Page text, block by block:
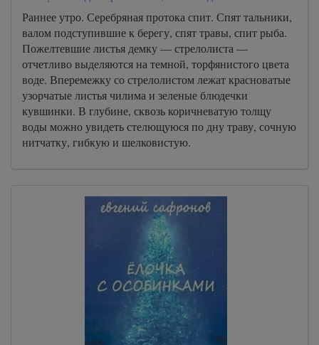
Раннее утро. Серебряная протока спит. Спят тальники,
валом подступившие к берегу, спят травы, спит рыба.
Пожелтевшие листья демку — стрелолиста —
отчетливо выделяются на темной, торфянистого цвета
воде. Вперемежку со стрелолистом лежат красноватые
узорчатые листья чилима и зеленые блюдечки
кувшинки. В глубине, сквозь коричневатую толщу
воды можно увидеть стелющуюся по дну траву, сочную
нитчатку, гибкую и шелковистую.